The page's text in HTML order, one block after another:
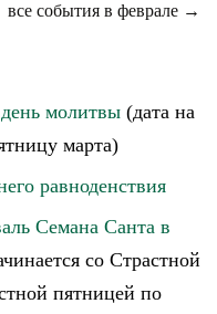
все события в феврале →
молитвы (дата на
марта)
равноденствия
Семана Санта в
со Страстной
пятницей по